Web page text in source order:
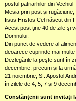
postul patriarhilor din
Mesia prin post şi
Iisus Hristos Cel născut din
Acest post ţine 40 de zile şi
Domnului.
Din punct de vedere al
deoarece cuprinde mai
Dezlegările la peşte sunt în
decembrie, precum şi la
21 noiembrie, Sf. Apostol
în zilele de 4, 5, 7 şi 9
Constănţenii sunt invitaţi